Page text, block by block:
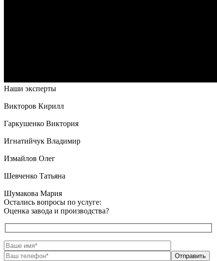
Наши эксперты
Викторов Кирилл
Гаркушенко Виктория
Игнатийчук Владимир
Измайлов Олег
Шевченко Татьяна
Шумакова Мария
Остались вопросы по услуге:
Оценка завода и производства?